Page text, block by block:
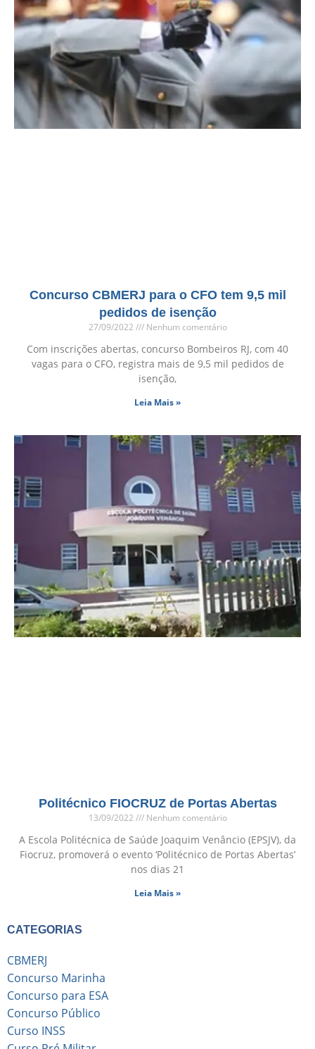
Concurso CBMERJ para o CFO tem 9,5 mil
pedidos de isenção
27/09/2022 Nenhum comentário
Com inscrições abertas, concurso Bombeiros RJ, com 40
vagas para o CFO, registra mais de 9,5 mil pedidos de
isenção,
Leia Mais »
Politécnico FIOCRUZ de Portas Abertas
13/09/2022 Nenhum comentário
A Escola Politécnica de Saúde Joaquim Venâncio (EPSJV), da
Fiocruz, promoverá o evento ‘Politécnico de Portas Abertas’
nos dias 21
Leia Mais »
CATEGORIAS
CBMERJ
Concurso Marinha
Concurso para ESA
Concurso Público
Curso INSS